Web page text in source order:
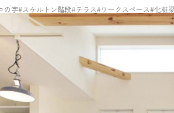
の字#スケルトン階段#テラス#ワークスペース#化粧